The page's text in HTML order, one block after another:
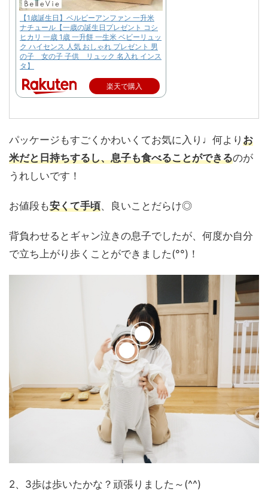
【1歳誕生日】ベルビーアンファン 一升米
ナチュール【一歳の誕生日プレゼント コシ
ヒカリ 一歳 1歳 一升餅 一生米 ベビーリュッ
ク ハイセンス 人気 おしゃれ プレゼント 男
の子 女の子 子供 リュック 名入れ インス
タ】
楽天で購入
パッケージもすごくかわいくてお気に入り♩何より お
米だと日持ちするし、息子も食べることができるのが
うれしいです！
お値段も安くて手頃、良いことだらけ◎
背負わせるとギャン泣きの息子でしたが、何度か自分
で立ち上がり歩くことができました(°°)！
2、3歩は歩いたかな？頑張りました～(^^)